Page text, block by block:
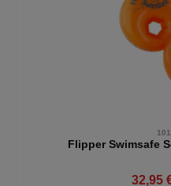
Flipper Swimsafe
32,95